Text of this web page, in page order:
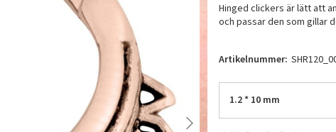
Hinged clickers är lätt att
och passar den som gillar
Artikelnummer:
1.2 * 10 mm